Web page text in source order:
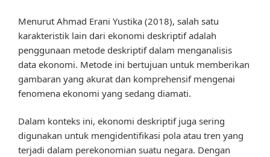
Menurut Ahmad Erani Yustika (2018), salah satu
karakteristik lain dari ekonomi deskriptif adalah
penggunaan metode deskriptif dalam menganalisis
data ekonomi. Metode ini bertujuan untuk memberikan
gambaran yang akurat dan komprehensif mengenai
fenomena ekonomi yang sedang diamati.
Dalam konteks ini, ekonomi deskriptif juga sering
digunakan untuk mengidentifikasi pola atau tren yang
terjadi dalam perekonomian suatu negara. Dengan